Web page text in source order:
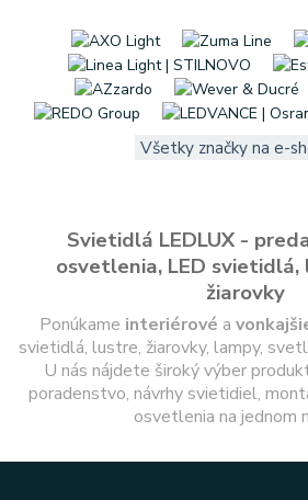
Všetky značky na e-
Svietidlá LEDLUX -
osvetlenia, LED svietidlá,
žiarovky
Ponúkame interiérové a
svietidlá, lustre, žiarovky, lampy,
U nás nájdete široký výber
poradenstvo, návrhy svietidiel,
osvetlenia na jednom